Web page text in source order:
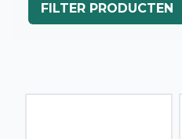
FILTER PRODUCTEN